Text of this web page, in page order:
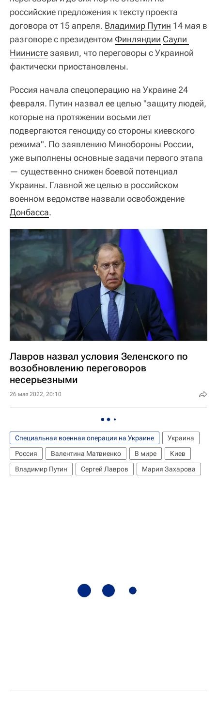
российские предложения к тексту проекта
договора от 15 апреля. Владимир Путин 14 мая в
разговоре с президентом Финляндии Саули
Ниинистезаявил, что переговоры с Украиной
фактически приостановлены.
Россия начала спецоперацию на Украине 24
февраля. Путин назвал ее целью "защиту людей,
которые на протяжении восьми лет
подвергаются геноциду со стороны киевского
режима". По заявлению Минобороны России,
уже выполнены основные задачи первого этапа
— существенно снижен боевой потенциал
Украины. Главной же целью в российском
военном ведомстве назвали освобождение
Донбасса.
Лавров назвал условия Зеленского по
возобновлению переговоров
несерьезными
26 мая 2022, 20:10
Специальная военная операция на Украине
Украина
Россия
Валентина Матвиенко В мире
Киев
Владимир Путин
Сергей Лавров Мария Захарова